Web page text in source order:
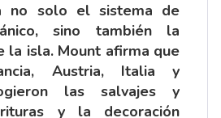
no solo el sistema de
sino también la
la isla. Mount afirma que
Austria, Italia y
las salvajes y
y la decoración